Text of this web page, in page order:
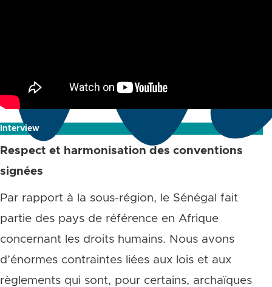
Interview
Respect et harmonisation des conventions
signées
Par rapport à la sous-région, le Sénégal fait
partie des pays de référence en Afrique
concernant les droits humains. Nous avons
d’énormes contraintes liées aux lois et aux
règlements qui sont, pour certains, archaïques